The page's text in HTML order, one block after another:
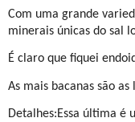
Com uma grande
minerais únicas do sal
É claro que fiquei
As mais bacanas são as
Detalhes:Essa última é